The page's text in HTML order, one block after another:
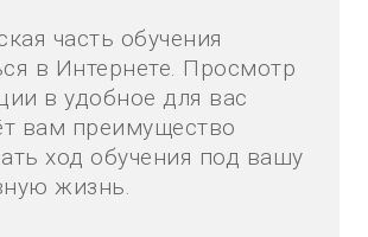
часть обучения
в Интернете. Просмотр
в удобное для вас
вам преимущество
ход обучения под вашу
жизнь.